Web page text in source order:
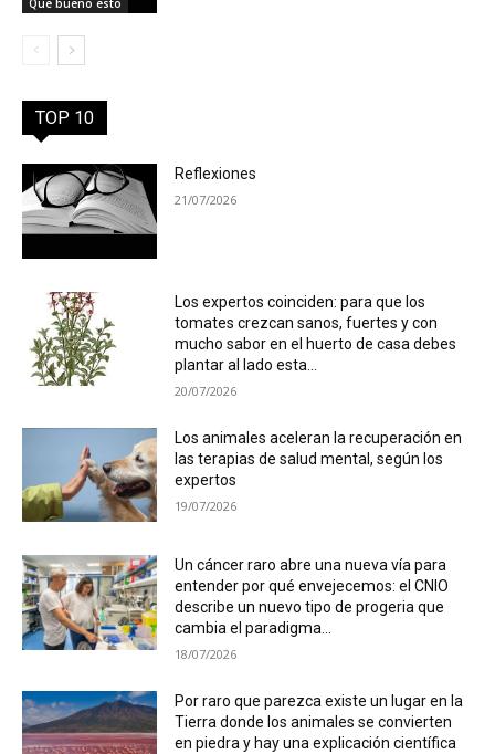
Que bueno esto
TOP 10
Reflexiones
21/07/2026
Los expertos coinciden: para que los
tomates crezcan sanos, fuertes y con
mucho sabor en el huerto de casa debes
plantar al lado esta...
20/07/2026
Los animales aceleran la recuperación en
las terapias de salud mental, según los
expertos
19/07/2026
Un cáncer raro abre una nueva vía para
entender por qué envejecemos: el CNIO
describe un nuevo tipo de progeria que
cambia el paradigma...
18/07/2026
Por raro que parezca existe un lugar en la
Tierra donde los animales se convierten
en piedra y hay una explicación científica